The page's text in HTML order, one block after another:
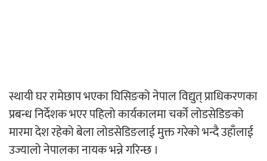
‘आइतबारको अफिस’ को परिचर्चा सम्पन्न
स्थायी घर रामेछाप भएका घिसिङको नेपाल विद्युत् प्राधिकरणका
प्रबन्ध निर्देशक भएर पहिलो कार्यकालमा चर्को लोडसेडिङको
मारमा देश रहेको बेला लोडसेडिङलाई मुक्त गरेको भन्दै उहाँलाई
उज्यालो नेपालका नायक भन्ने गरिन्छ ।